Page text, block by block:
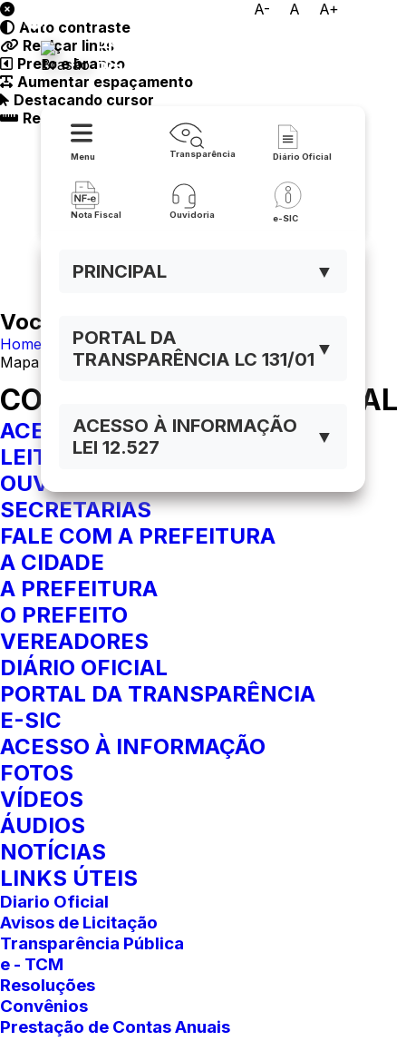
A- A A+
Prefeitura Municipal de
Riacho de Santana
Menu Transparência Diário Oficial
Nota Fiscal Ouvidoria e-SIC
PRINCIPAL ▼
PORTAL DA
TRANSPARÊNCIA LC 131/01 ▼
ACESSO À INFORMAÇÃO
LEI 12.527
▼
Auto contraste
Realçar links
Preto e branco
Aumentar espaçamento
Destacando cursor
Regua guia
Você está navegando em:
Home
Mapa do Site
CONTEÚDO INSTITUCIONAL
ACESSIBILIDADE
LEITOR DE TELA
OUVIDORIA
SECRETARIAS
FALE COM A PREFEITURA
A CIDADE
A PREFEITURA
O PREFEITO
VEREADORES
DIÁRIO OFICIAL
PORTAL DA TRANSPARÊNCIA
E-SIC
ACESSO À INFORMAÇÃO
FOTOS
VÍDEOS
ÁUDIOS
NOTÍCIAS
LINKS ÚTEIS
Diario Oficial
Avisos de Licitação
Transparência Pública
e - TCM
Resoluções
Convênios
Prestação de Contas Anuais